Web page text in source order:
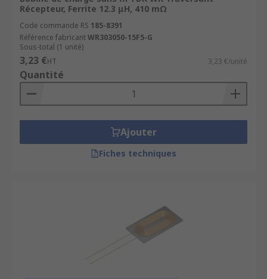
Récepteur, Ferrite 12.3 μH, 410 mΩ
Code commande RS 185-8391
Référence fabricantWR303050-15F5-G
Sous-total (1 unité)
3,23 €HT 3,23 €/unité
Quantité
Ajouter
Fiches techniques